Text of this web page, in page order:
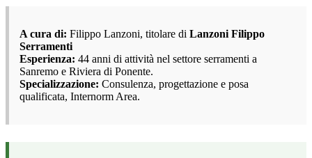
A cura di: Filippo Lanzoni, titolare di Lanzoni Filippo
Serramenti
Esperienza: 44 anni di attività nel settore serramenti a
Sanremo e Riviera di Ponente.
Specializzazione: Consulenza, progettazione e posa
qualificata, Internorm Area.